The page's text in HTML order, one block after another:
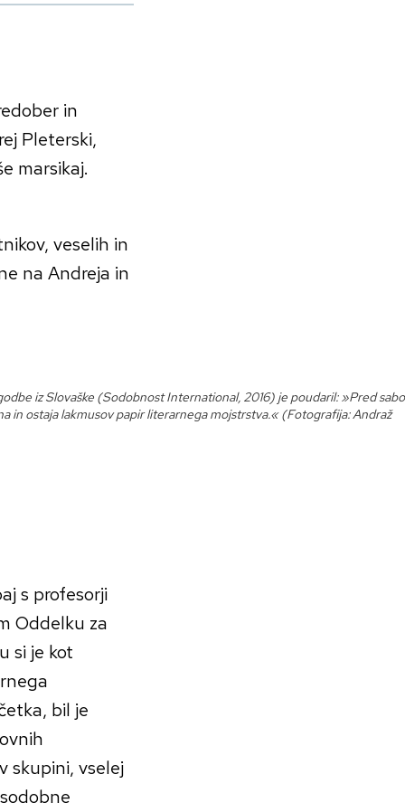
in
Pleterski,
marsikaj.
veselih in
na Andreja in
iz Slovaške (Sodobnost International, 2016) je poudaril: »Pred sabo
in ostaja lakmusov papir literarnega mojstrstva.« (Fotografija: Andraž
s profesorji
Oddelku za
si je kot
bil je
skupini, vselej